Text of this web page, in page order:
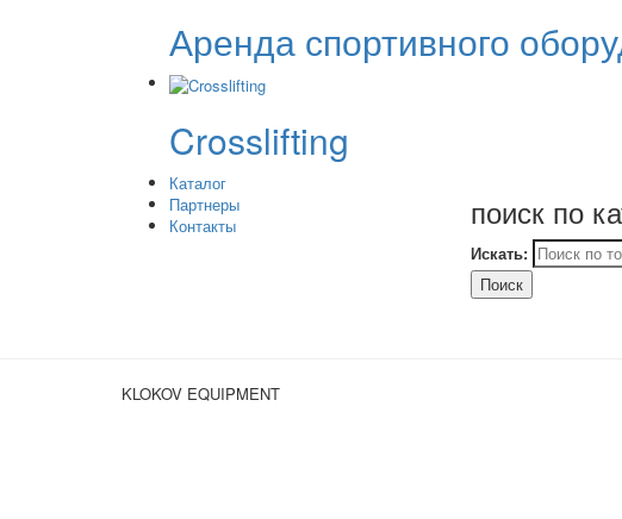
Аренда спортивного
Crosslifting
Каталог
Партнеры
Контакты
поиск по
Искать:
Поиск
KLOKOV EQUIPMENT